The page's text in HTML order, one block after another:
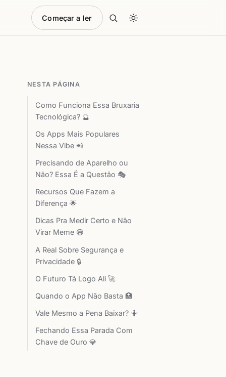
Começar a ler
NESTA PÁGINA
Como Funciona Essa Bruxaria
Tecnológica? 🔮
Os Apps Mais Populares
Nessa Vibe 📲
Precisando de Aparelho ou
Não? Essa É a Questão 🎭
Recursos Que Fazem a
Diferença 🌟
Dicas Pra Medir Certo e Não
Virar Meme 😅
A Real Sobre Segurança e
Privacidade 🔒
O Futuro Tá Logo Ali 🚀
Quando o App Não Basta 🏥
Vale Mesmo a Pena Baixar? 🤷
Fechando Essa Parada Com
Chave de Ouro 💎